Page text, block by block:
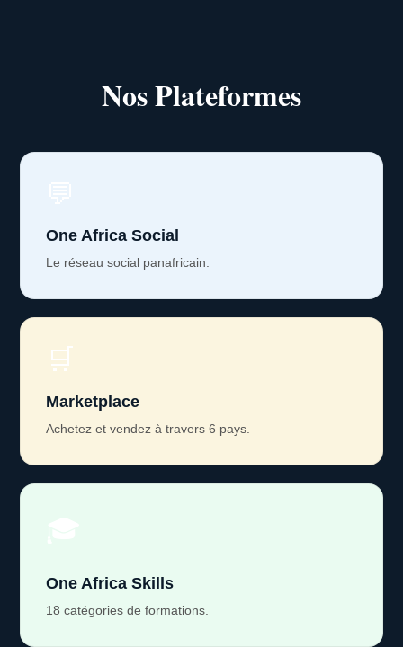
Nos Plateformes
One Africa Social
Le réseau social panafricain.
🛒
Marketplace
Achetez et vendez à travers 6 pays.
One Africa Skills
18 catégories de formations.